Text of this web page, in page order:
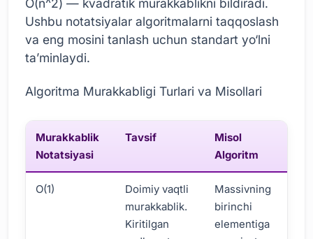
O(n^2) — kvadratik murakkablikni bildiradi.
Ushbu notatsiyalar algoritmalarni taqqoslash
va eng mosini tanlash uchun standart yo‘lni
ta’minlaydi.
Algoritma Murakkabligi Turlari va Misollari
Murakkablik
Notatsiyasi
Tavsif
Misol
Algoritm
O(1)
Doimiy vaqtli
murakkablik.
Kiritilgan
Massivning
birinchi
elementiga